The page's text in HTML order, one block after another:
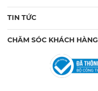
TIN TỨC
CHĂM SÓC KHÁCH HÀNG